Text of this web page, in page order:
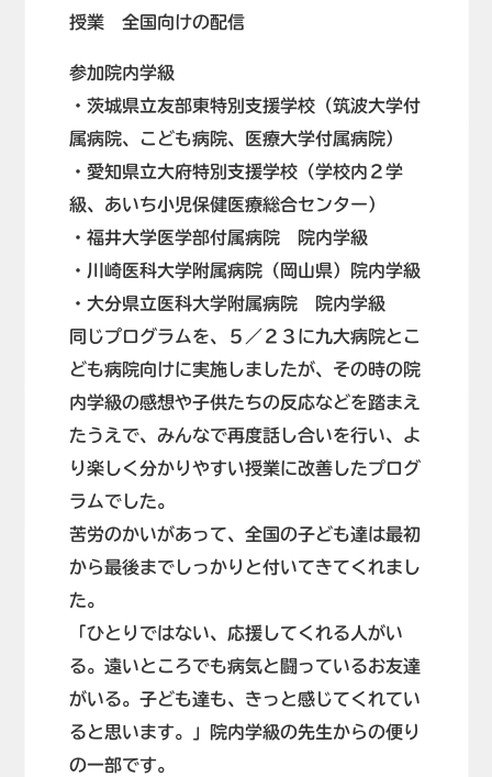
授業 全国向けの配信
参加院内学級
・茨城県立友部東特別支援学校（筑波大学付
属病院、こども病院、医療大学付属病院）
・愛知県立大府特別支援学校（学校内２学
級、あいち小児保健医療総合センター）
・福井大学医学部付属病院 院内学級
・川崎医科大学附属病院（岡山県）院内学級
・大分県立医科大学附属病院 院内学級
同じプログラムを、５／２３に九大病院とこ
ども病院向けに実施しましたが、その時の院
内学級の感想や子供たちの反応などを踏まえ
たうえで、みんなで再度話し合いを行い、よ
り楽しく分かりやすい授業に改善したプログ
ラムでした。
苦労のかいがあって、全国の子ども達は最初
から最後までしっかりと付いてきてくれまし
た。
「ひとりではない、応援してくれる人がい
る。遠いところでも病気と闘っているお友達
がいる。子ども達も、きっと感じてくれてい
ると思います。」院内学級の先生からの便り
の一部です。